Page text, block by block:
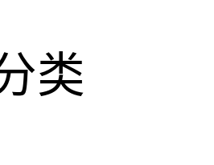
类